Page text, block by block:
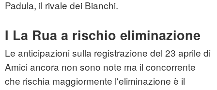
Padula, il rivale dei Bianchi.
I La Rua a rischio eliminazione
Le anticipazioni sulla registrazione del 23 aprile di
Amici ancora non sono note ma il concorrente
che rischia maggiormente l'eliminazione è il